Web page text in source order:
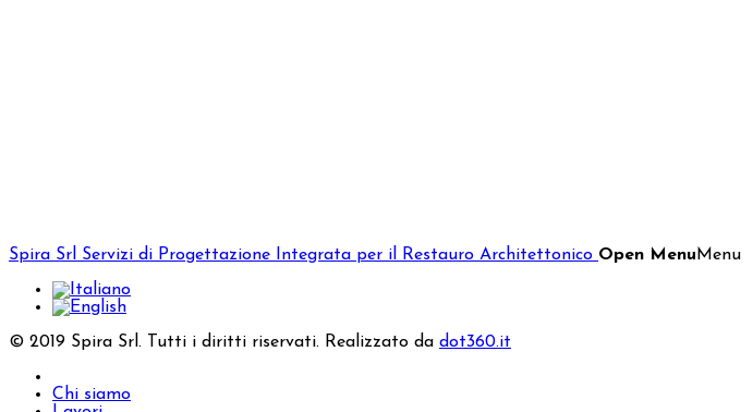
Spira Srl Servizi di Progettazione Integrata per il Restauro Architettonico Open Menu Menu
© 2019 Spira Srl. Tutti i diritti riservati. Realizzato da dot360.it
Chi siamo